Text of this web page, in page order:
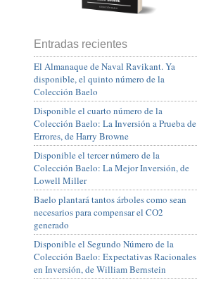
Entradas recientes
El Almanaque de Naval Ravikant. Ya
disponible, el quinto número de la
Colección Baelo
Disponible el cuarto número de la
Colección Baelo: La Inversión a Prueba de
Errores, de Harry Browne
Disponible el tercer número de la
Colección Baelo: La Mejor Inversión, de
Lowell Miller
Baelo plantará tantos árboles como sean
necesarios para compensar el CO2
generado
Disponible el Segundo Número de la
Colección Baelo: Expectativas Racionales
en Inversión, de William Bernstein